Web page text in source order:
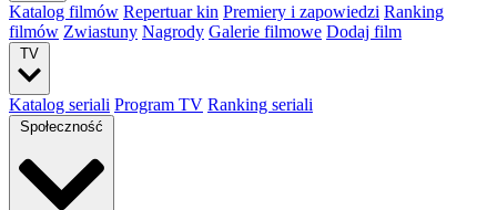
Katalog filmów Repertuar kin Premiery i zapowiedzi Ranking
filmów Zwiastuny Nagrody Galerie filmowe Dodaj film
TV
Katalog seriali Program TV Ranking seriali
Społeczność